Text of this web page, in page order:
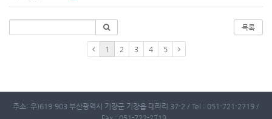
목록
1 2 3 4 5
주소: 우)619-903 부산광역시 기장군 기장읍 대라리 37-2 / Tel : 051-721-2719 /